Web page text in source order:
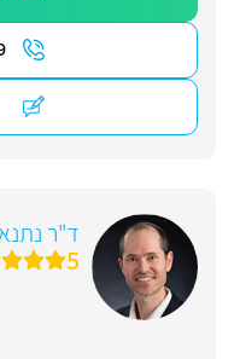
ד"ר
5